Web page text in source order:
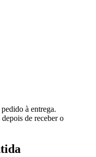
à entrega.
de receber o